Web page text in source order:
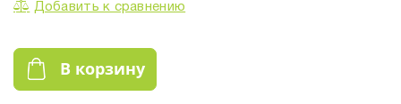
Добавить к сравнению
В корзину